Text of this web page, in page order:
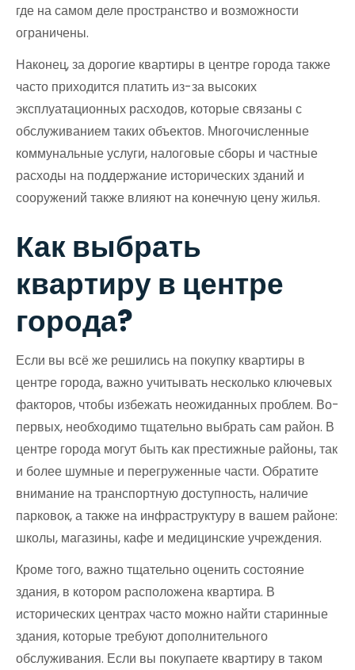
где на самом деле пространство и возможности
ограничены.
Наконец, за дорогие квартиры в центре города также
часто приходится платить из-за высоких
эксплуатационных расходов, которые связаны с
обслуживанием таких объектов. Многочисленные
коммунальные услуги, налоговые сборы и частные
расходы на поддержание исторических зданий и
сооружений также влияют на конечную цену жилья.
Как выбрать
квартиру в центре
города?
Если вы всё же решились на покупку квартиры в
центре города, важно учитывать несколько ключевых
факторов, чтобы избежать неожиданных проблем. Во-
первых, необходимо тщательно выбрать сам район. В
центре города могут быть как престижные районы, так
и более шумные и перегруженные части. Обратите
внимание на транспортную доступность, наличие
парковок, а также на инфраструктуру в вашем районе:
школы, магазины, кафе и медицинские учреждения.
Кроме того, важно тщательно оценить состояние
здания, в котором расположена квартира. В
исторических центрах часто можно найти старинные
здания, которые требуют дополнительного
обслуживания. Если вы покупаете квартиру в таком